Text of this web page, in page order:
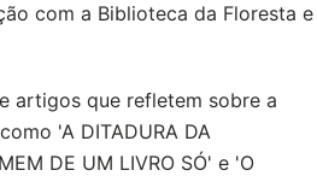
com a Biblioteca da Floresta e
artigos que refletem sobre a
'A DITADURA DA
DE UM LIVRO SÓ' e 'O